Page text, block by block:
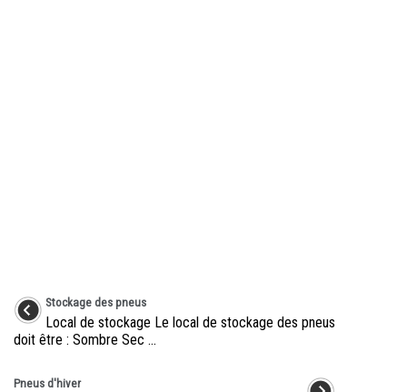
Stockage des pneus
Local de stockage Le local de stockage des pneus
doit être : Sombre Sec ...
Pneus d'hiver